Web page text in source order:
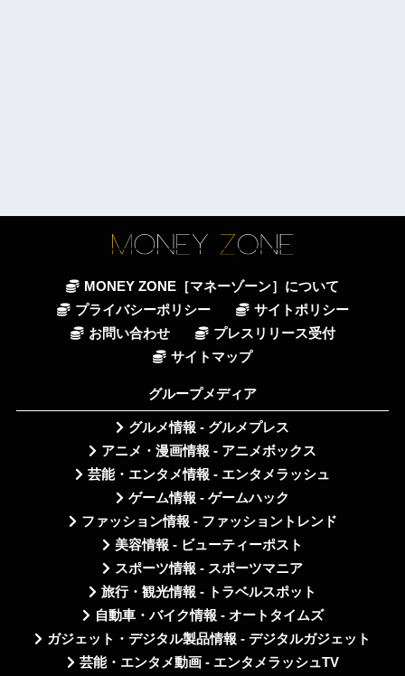
MONEY ZONE［マネーゾーン］について
プライバシーポリシー
サイトポリシー
お問い合わせ
プレスリリース受付
サイトマップ
グループメディア
グルメ情報 - グルメプレス
アニメ・漫画情報 - アニメボックス
芸能・エンタメ情報 - エンタメラッシュ
ゲーム情報 - ゲームハック
ファッション情報 - ファッショントレンド
美容情報 - ビューティーポスト
スポーツ情報 - スポーツマニア
旅行・観光情報 - トラベルスポット
自動車・バイク情報 - オートタイムズ
ガジェット・デジタル製品情報 - デジタルガジェット
芸能・エンタメ動画 - エンタメラッシュTV